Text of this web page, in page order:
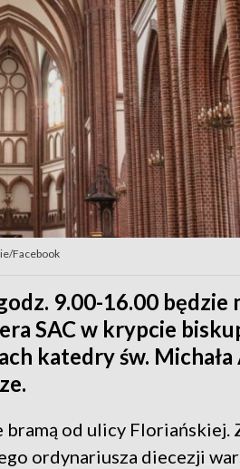
Facebook
9.00-16.00 będzie
SAC w krypcie
katedry św. Michała
od ulicy Floriańskiej.
ordynariusza diecezji